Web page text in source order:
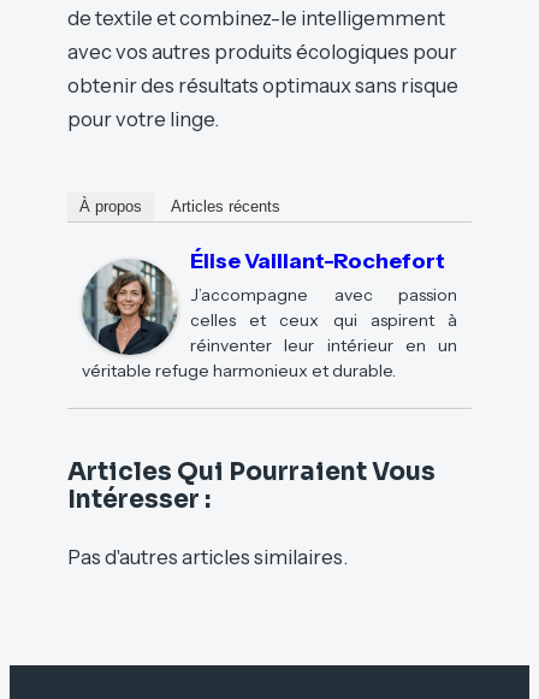
de textile et combinez-le intelligemment
avec vos autres produits écologiques pour
obtenir des résultats optimaux sans risque
pour votre linge.
À propos Articles récents
Élise Vaillant-Rochefort
J’accompagne avec passion
celles et ceux qui aspirent à
réinventer leur intérieur en un
véritable refuge harmonieux et durable.
Articles Qui Pourraient Vous
Intéresser :
Pas d'autres articles similaires.